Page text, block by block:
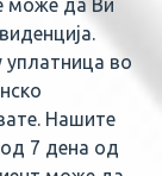
може да Ви
уплатница во
Нашите
7 дена од